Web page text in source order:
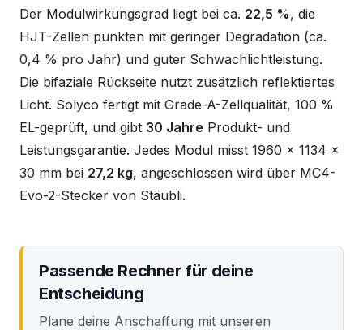
Der Modulwirkungsgrad liegt bei ca. 22,5 %, die
HJT-Zellen punkten mit geringer Degradation (ca.
0,4 % pro Jahr) und guter Schwachlichtleistung.
Die bifaziale Rückseite nutzt zusätzlich reflektiertes
Licht. Solyco fertigt mit Grade-A-Zellqualität, 100 %
EL-geprüft, und gibt 30 Jahre Produkt- und
Leistungsgarantie. Jedes Modul misst 1960 x 1134 x
30 mm bei 27,2 kg, angeschlossen wird über MC4-
Evo-2-Stecker von Stäubli.
Passende Rechner für deine
Entscheidung
Plane deine Anschaffung mit unseren